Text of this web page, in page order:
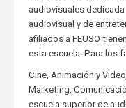
audiovisuales
audiovisual y de
afiliados a FEUSO
esta escuela. Para los
Cine, Animación y
Marketing,
escuela superior de